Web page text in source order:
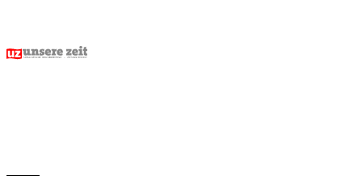
content